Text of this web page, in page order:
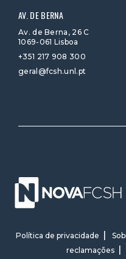
AV. DE BERNA
Av. de Berna, 26 C
1069-061 Lisboa
+351 217 908 300
geral@fcsh.unl.pt
Política de privacidade
reclamações